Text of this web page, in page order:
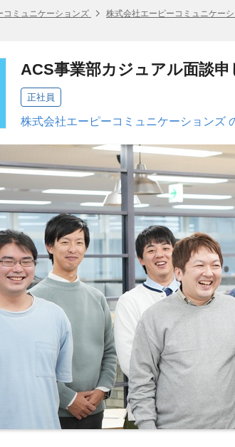
コミュニケーションズ 株式会社エーピーコミュニケー
ACS事業部カジュアル面談
正社員
株式会社エーピーコミュニケーションズ